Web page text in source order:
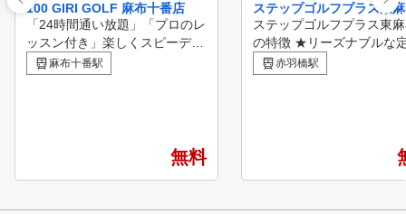
100 GIRI GOLF 麻布十番店
「24時間通い放題」「プロのレ
ッスン付き」楽しくスピーディ
ーに100切りを実現できるゴル
フスタジオが麻布十番に誕生。
麻布十番駅
無料
ステップゴルフプラス東
ステップゴルフプラス東
の特徴 ★リーズナブルな
制の料金プランで通い放
ち放題！ ★都営地下鉄大
町駅」徒歩8分/都営地下
戸線・東京メトロ南北線
赤羽橋駅